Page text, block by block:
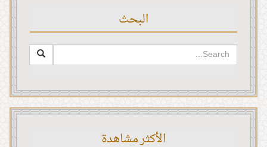
البحث
الأكثر مشاهدة